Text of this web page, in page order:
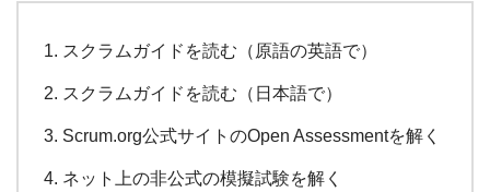
スクラムガイドを読む（原語の英語で）
スクラムガイドを読む（日本語で）
Scrum.org公式サイトのOpen Assessmentを解く
ネット上の非公式の模擬試験を解く